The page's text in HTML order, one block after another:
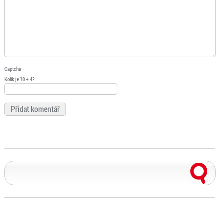
Captcha
Kolik je 10 + 4?